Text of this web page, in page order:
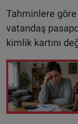
Tahminlere göre
vatandaş
kimlik kartını